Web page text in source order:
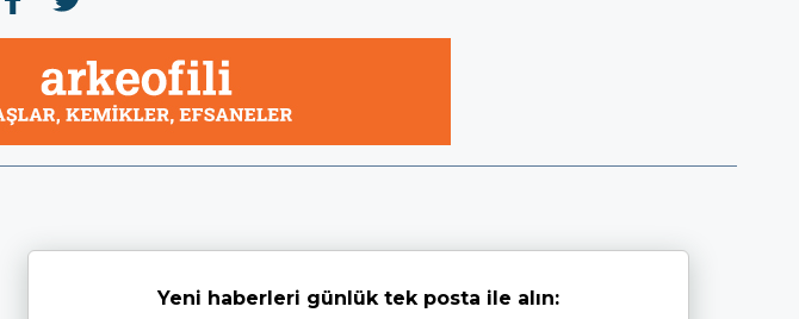
Yeni haberleri günlük tek posta ile alın: